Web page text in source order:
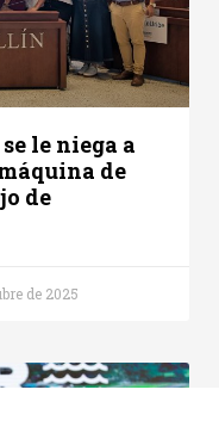
le niega a
de
de
de 2025